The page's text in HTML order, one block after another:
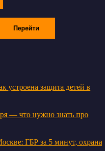
устроена защита детей в
— что нужно знать про
ГБР за 5 минут, охрана